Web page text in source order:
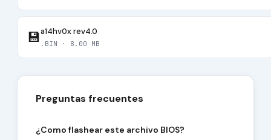
💾a14hv0x rev4.0
.BIN · 8.00 MB
Preguntas frecuentes
¿Como flashear este archivo BIOS?